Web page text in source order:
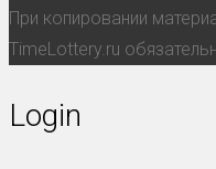
При копировании
TimeLottery.ru
Login